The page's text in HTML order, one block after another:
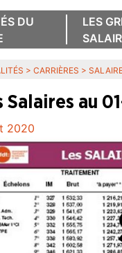
DU
LES
> CARRIÈRES >
Salaires au
2020